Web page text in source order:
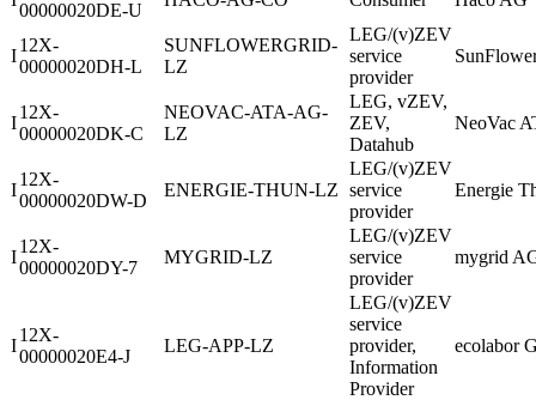
00000020DE-U
I
12X-
00000020DH-L
SUNFLOWERGRID-
LZ
LEG/(v)ZEV
service
provider
I
12X-
00000020DK-C
NEOVAC-ATA-AG-
LZ
LEG, vZEV,
ZEV,
Datahub
NeoVac
I
12X-
00000020DW-D
ENERGIE-THUN-LZ
LEG/(v)ZEV
service
provider
Energie
I
12X-
00000020DY-7
MYGRID-LZ
LEG/(v)ZEV
service
provider
mygrid
I
12X-
00000020E4-J
LEG-APP-LZ
LEG/(v)ZEV
service
provider,
Information
Provider
ecolabor